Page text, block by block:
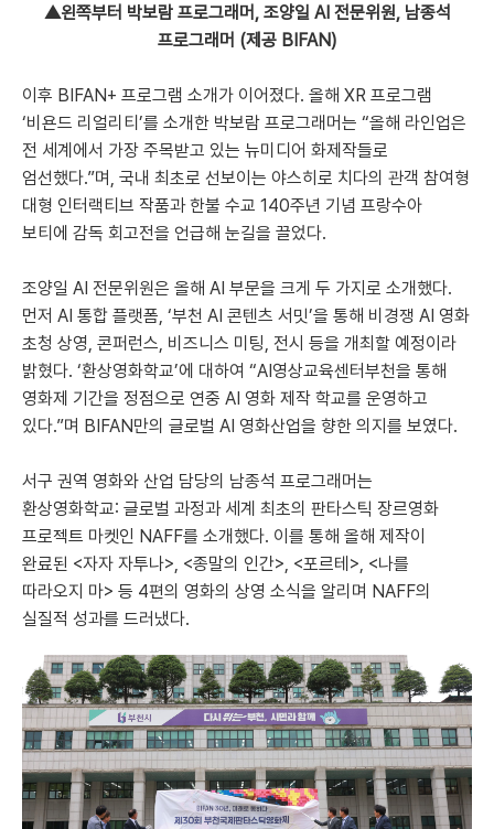
▲왼쪽부터 박보람 프로그래머, 조양일 AI 전문위원, 남종석
프로그래머 (제공 BIFAN)
이후 BIFAN+ 프로그램 소개가 이어졌다. 올해 XR 프로그램
‘비욘드 리얼리티’를 소개한 박보람 프로그래머는 “올해 라인업은
전 세계에서 가장 주목받고 있는 뉴미디어 화제작들로
엄선했다.”며, 국내 최초로 선보이는 야스히로 치다의 관객 참여형
대형 인터랙티브 작품과 한불 수교 140주년 기념 프랑수아
보티에 감독 회고전을 언급해 눈길을 끌었다.
조양일 AI 전문위원은 올해 AI 부문을 크게 두 가지로 소개했다.
먼저 AI 통합 플랫폼, ‘부천 AI 콘텐츠 서밋’을 통해 비경쟁 AI 영화
초청 상영, 콘퍼런스, 비즈니스 미팅, 전시 등을 개최할 예정이라
밝혔다. ‘환상영화학교’에 대하여 “AI영상교육센터부천을 통해
영화제 기간을 정점으로 연중 AI 영화 제작 학교를 운영하고
있다.”며 BIFAN만의 글로벌 AI 영화산업을 향한 의지를 보였다.
서구 권역 영화와 산업 담당의 남종석 프로그래머는
환상영화학교: 글로벌 과정과 세계 최초의 판타스틱 장르영화
프로젝트 마켓인 NAFF를 소개했다. 이를 통해 올해 제작이
완료된 <자자 자투나>, <종말의 인간>, <포르테>, <나를
따라오지 마> 등 4편의 영화의 상영 소식을 알리며 NAFF의
실질적 성과를 드러냈다.